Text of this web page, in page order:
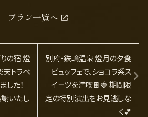
プラン一覧へ
の宿 燈
トラベ
した！
いたし
別府・鉄輪温泉 燈月の夕食
ビュッフェで、ショコラ系ス
イーツを満喫🍫🍓 期間限
定の特別演出をお見逃しな
く💕